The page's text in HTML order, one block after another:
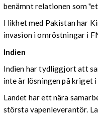
benämnt relationen som
I likhet med Pakistan har
invasion i omröstningar i
Indien
Indien har tydliggjort att
inte är lösningen på kriget i
Landet har ett nära
största vapenleverantör.